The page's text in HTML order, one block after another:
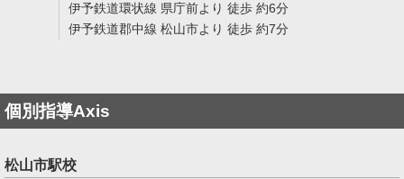
伊予鉄道環状線 県庁前より 徒歩 約6分
伊予鉄道郡中線 松山市より 徒歩 約7分
個別指導Axis
松山市駅校